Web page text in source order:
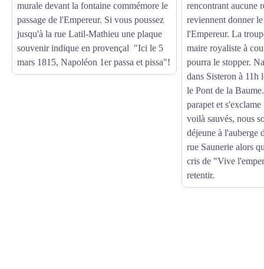
murale devant la fontaine commémore le
passage de l'Empereur. Si vous poussez
jusqu'à la rue Latil-Mathieu une plaque
souvenir indique en provençal "Ici le 5
mars 1815, Napoléon 1er passa et pissa"!
rencontrant aucune
reviennent donner
l'Empereur. La
maire royaliste à
pourra le stopper.
dans Sisteron à 11h
le Pont de la
parapet et
voilà sauvés, nous
déjeune à l'auberge
rue Saunerie alors
cris de "Vive
retentir.